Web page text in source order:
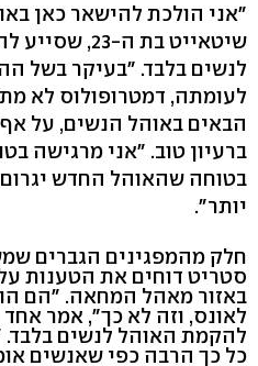
"אני הולכת להישאר כאן
שיטאייט בת
לנשים בלבד. "בעיקר בשל
לעומתה, דמטרופולוס לא
הבאים באוהל הנשים, על
ברעיון טוב. "אני מרגישה
בטוחה שהאוהל החדש
יותר".
חלק מהמפגינים הגברים
סטריט דוחים את הטענות על
באזור מאהל המחאה. "הם
לאונס, וזה לא כך", אמר
להקמת האוהל לנשים בלבד.
כל כך הרבה כפי שאנשים